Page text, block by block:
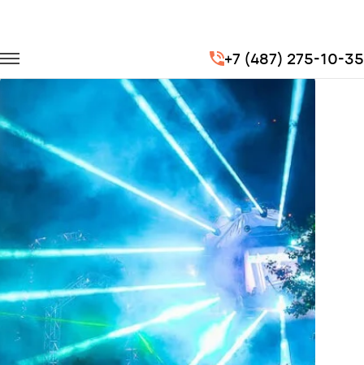
+7 (487) 275-10-35
Транспорт на концерты
Механика 2018